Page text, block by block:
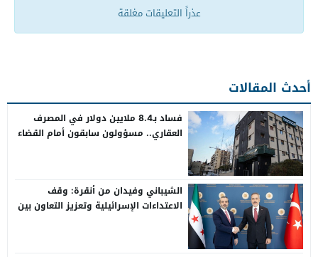
عذراً التعليقات مغلقة
أحدث المقالات
فساد بـ8.4 ملايين دولار في المصرف
العقاري.. مسؤولون سابقون أمام القضاء
الشيباني وفيدان من أنقرة: وقف
الاعتداءات الإسرائيلية وتعزيز التعاون بين